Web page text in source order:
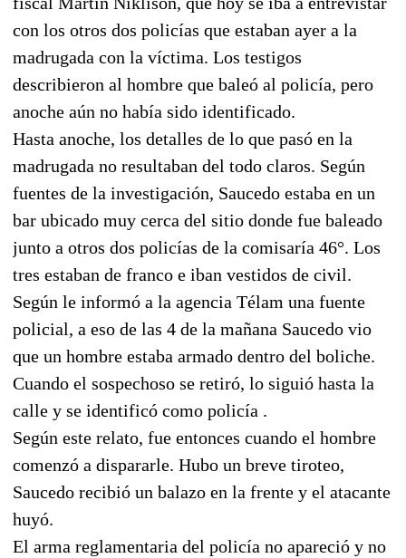
con los otros dos policías que estaban ayer a la
madrugada con la víctima. Los testigos
describieron al hombre que baleó al policía, pero
anoche aún no había sido identificado.
Hasta anoche, los detalles de lo que pasó en la
madrugada no resultaban del todo claros. Según
fuentes de la investigación, Saucedo estaba en un
bar ubicado muy cerca del sitio donde fue baleado
junto a otros dos policías de la comisaría 46°. Los
tres estaban de franco e iban vestidos de civil.
Según le informó a la agencia Télam una fuente
policial, a eso de las 4 de la mañana Saucedo vio
que un hombre estaba armado dentro del boliche.
Cuando el sospechoso se retiró, lo siguió hasta la
calle y se identificó como policía .
Según este relato, fue entonces cuando el hombre
comenzó a dispararle. Hubo un breve tiroteo,
Saucedo recibió un balazo en la frente y el atacante
huyó.
El arma reglamentaria del policía no apareció y no